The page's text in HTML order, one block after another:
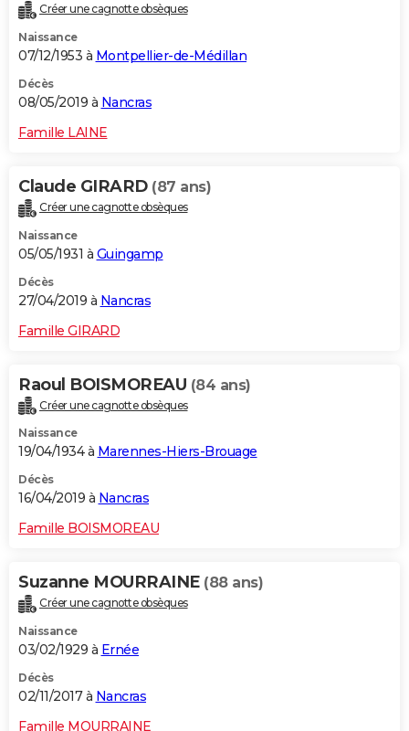
Créer une cagnotte obsèques
Naissance
07/12/1953 à Montpellier-de-Médillan
Décès
08/05/2019 à Nancras
Famille LAINE
Claude GIRARD (87 ans)
Créer une cagnotte obsèques
Naissance
05/05/1931 à Guingamp
Décès
27/04/2019 à Nancras
Famille GIRARD
Raoul BOISMOREAU (84 ans)
Créer une cagnotte obsèques
Naissance
19/04/1934 à Marennes-Hiers-Brouage
Décès
16/04/2019 à Nancras
Famille BOISMOREAU
Suzanne MOURRAINE (88 ans)
Créer une cagnotte obsèques
Naissance
03/02/1929 à Ernée
Décès
02/11/2017 à Nancras
Famille MOURRAINE